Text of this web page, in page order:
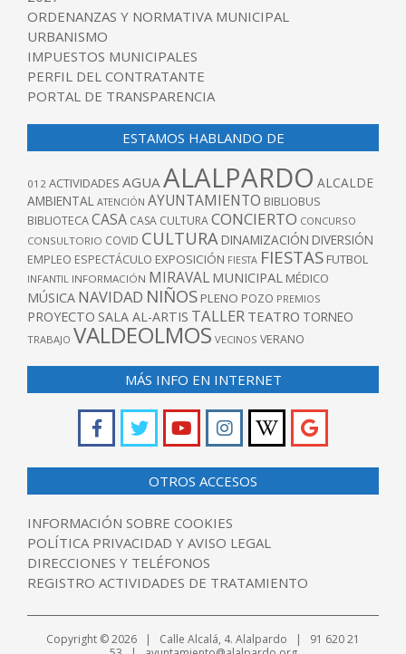
ORDENANZAS Y NORMATIVA MUNICIPAL
URBANISMO
IMPUESTOS MUNICIPALES
PERFIL DEL CONTRATANTE
PORTAL DE TRANSPARENCIA
ESTAMOS HABLANDO DE
012 ACTIVIDADES AGUAALALPARDO ALCALDE
AMBIENTAL ATENCIÓN AYUNTAMIENTO BIBLIOBUS
BIBLIOTECACASA CASA CULTURACONCIERTO CONCURSO
CONSULTORIO COVID CULTURA DINAMIZACIÓN DIVERSIÓN
EMPLEO ESPECTÁCULO EXPOSICIÓN FIESTA FIESTAS FUTBOL
INFANTIL INFORMACIÓN MIRAVAL MUNICIPAL MÉDICO
MÚSICA NAVIDAD NIÑOS PLENO POZO PREMIOS
PROYECTO SALA AL-ARTIS TALLER TEATRO TORNEO
TRABAJO VALDEOLMOS VECINOS VERANO
MÁS INFO EN INTERNET
OTROS ACCESOS
INFORMACIÓN SOBRE COOKIES
POLÍTICA PRIVACIDAD Y AVISO LEGAL
DIRECCIONES Y TELÉFONOS
REGISTRO ACTIVIDADES DE TRATAMIENTO
Copyright © 2026 | Calle Alcalá, 4. Alalpardo | 91 620 21